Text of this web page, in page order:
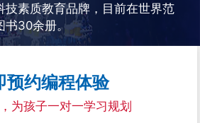
技素质教育品牌，目前在世界范
书30余册。
预约编程体验
为孩子一对一学习规划